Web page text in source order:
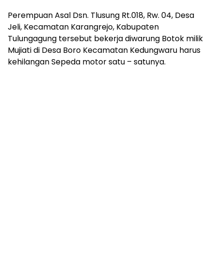
Perempuan Asal Dsn. Tlusung Rt.018, Rw. 04, Desa
Jeli, Kecamatan Karangrejo, Kabupaten
Tulungagung tersebut bekerja diwarung Botok milik
Mujiati di Desa Boro Kecamatan Kedungwaru harus
kehilangan Sepeda motor satu – satunya.